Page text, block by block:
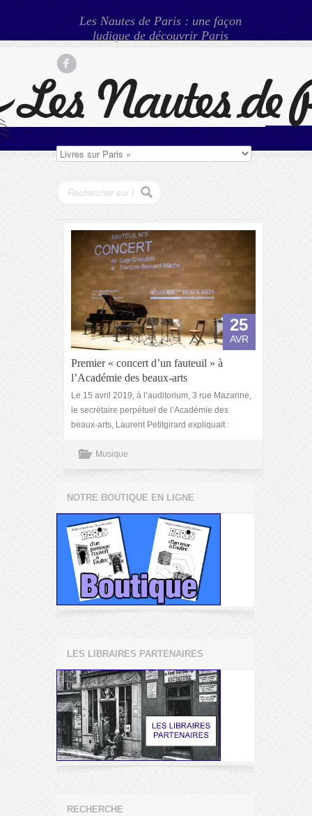
Les Nautes de Paris : une façon
ludique de découvrir Paris
25
AVR
Premier « concert d’un fauteuil » à
l’Académie des beaux-arts
Le 15 avril 2019, à l’auditorium, 3 rue Mazarine,
le secrétaire perpétuel de l’Académie des
beaux-arts, Laurent Petitgirard expliquait :
Musique
NOTRE BOUTIQUE EN LIGNE
LES LIBRAIRES PARTENAIRES
RECHERCHE